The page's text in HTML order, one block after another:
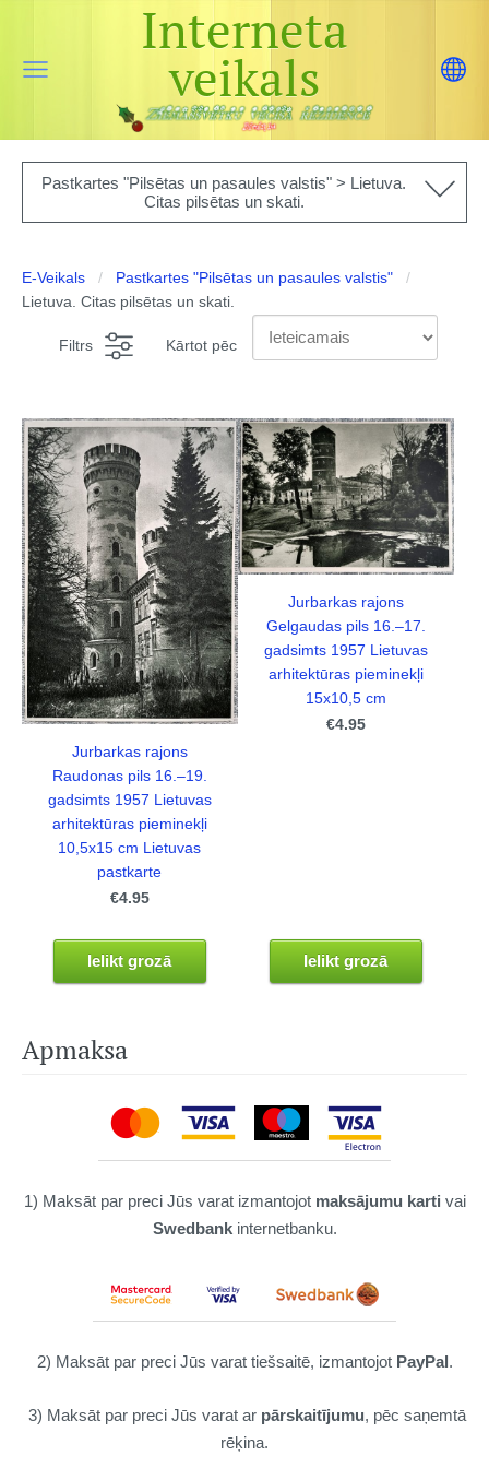
Interneta
veikals
Pastkartes "Pilsētas un pasaules valstis" > Lietuva.
Citas pilsētas un skati.
Apmaksa
1) Maksāt par preci Jūs varat izmantojot maksājumu karti vai
Swedbankinternetbanku.
2) Maksāt par preci Jūs varat tiešsaitē, izmantojot PayPal.
3) Maksāt par preci Jūs varat ar pārskaitījumu, pēc saņemtā
rēķina.
E-Veikals
Pastkartes "Pilsētas un pasaules valstis"
Lietuva. Citas pilsētas un skati.
Filtrs Kārtot pēc
Jurbarkas rajons
Raudonas pils 16.–19.
gadsimts 1957 Lietuvas
arhitektūras pieminekļi
10,5x15 cm Lietuvas
pastkarte
€4.95
Ielikt grozā
Jurbarkas rajons
Gelgaudas pils 16.–17.
gadsimts 1957 Lietuvas
arhitektūras pieminekļi
15x10,5 cm
€4.95
Ielikt grozā